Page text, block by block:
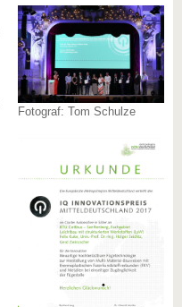
Fotograf: Tom Schulze